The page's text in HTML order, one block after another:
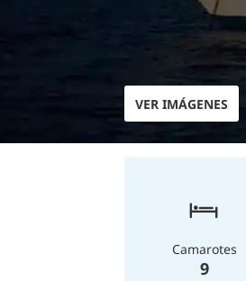
VER IMÁGENES
Camarotes
9